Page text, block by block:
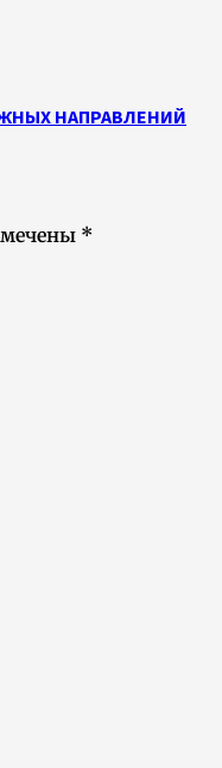
НАПРАВЛЕНИЙ
*